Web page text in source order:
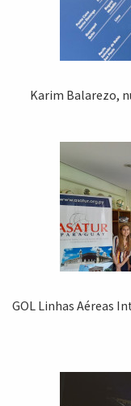
Karim Balarezo,
GOL Linhas Aéreas